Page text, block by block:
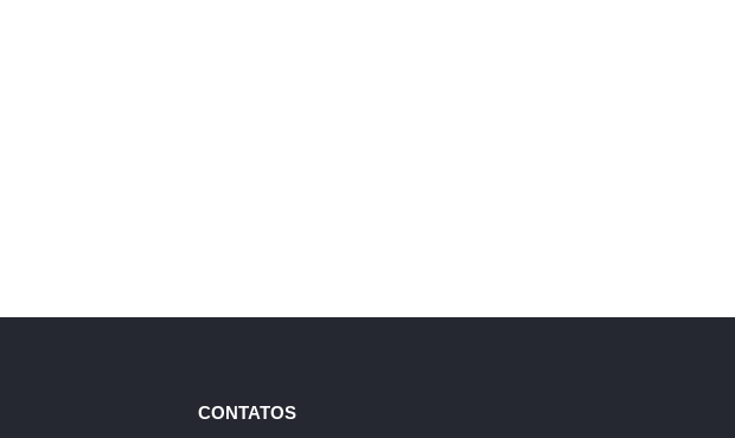
CONTATOS